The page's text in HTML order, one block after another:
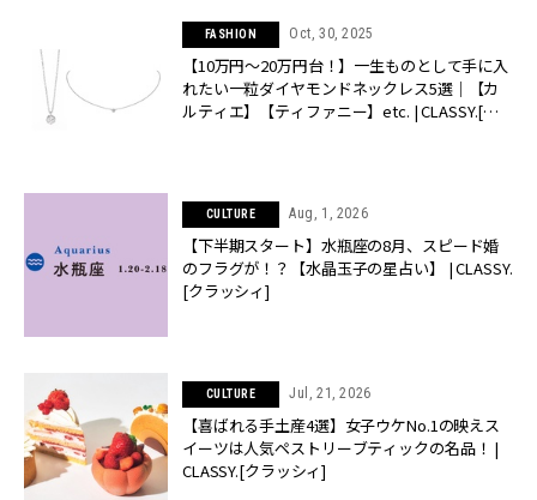
FASHION Oct, 30, 2025
【10万円〜20万円台！】一生ものとして手に入
れたい一粒ダイヤモンドネックレス5選｜【カ
ルティエ】【ティファニー】etc. | CLASSY.[ク
CULTURE Aug, 1, 2026
【下半期スタート】水瓶座の8月、スピード婚
のフラグが！？【水晶玉子の星占い】 | CLASSY.
[クラッシィ]
CULTURE Jul, 21, 2026
【喜ばれる手土産4選】女子ウケNo.1の映えス
イーツは人気ペストリーブティックの名品！ |
CLASSY.[クラッシィ]